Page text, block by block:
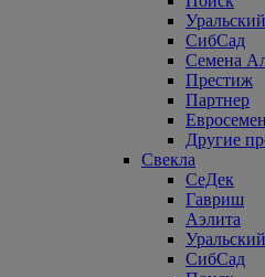
СибСад
Семена
Престиж
Партнер
Другие
Свекла
СеДек
Гавриш
Аэлита
СибСад